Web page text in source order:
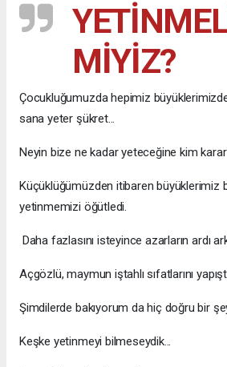
MİYİZ?
Çocukluğumuzda hepimiz
sana yeter şükret...
Neyin bize ne kadar yeteceğine kim
Küçüklüğümüzden itibaren büyüklerimiz
yetinmemizi öğütledi.
Daha fazlasını isteyince azarların ardı
Açgözlü, maymun iştahlı sıfatlarını
Şimdilerde bakıyorum da hiç doğru bir
Keşke yetinmeyi bilmeseydik...